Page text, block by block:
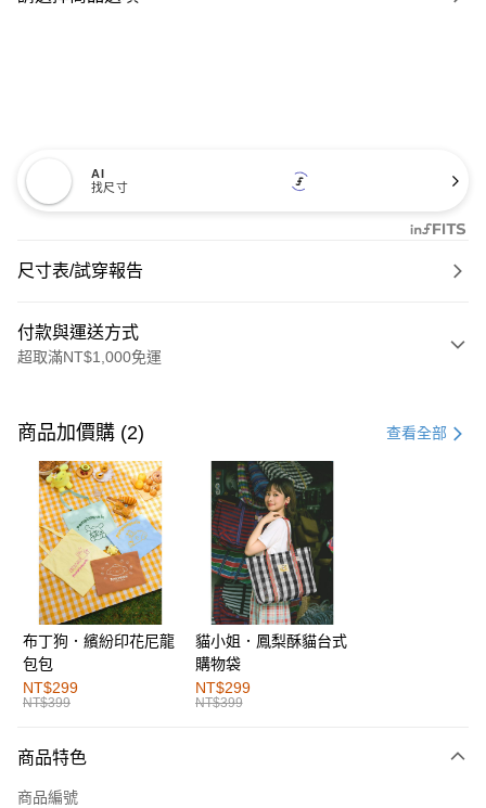
AI
找尺寸
尺寸表/試穿報告
付款與運送方式
超取滿NT$1,000免運
信用卡一次付款
購物金
超商取貨付款
LINE Pay
街口支付
運送方式
全家取貨付款
每筆NT$60，滿NT$1,000(含以上)免運費
付款後全家取貨
商品加價購 (2) 查看全部
布丁狗．繽紛印花尼龍
包包
NT$299
NT$399
貓小姐．鳳梨酥貓台式
購物袋
NT$299
NT$399
商品特色
商品編號